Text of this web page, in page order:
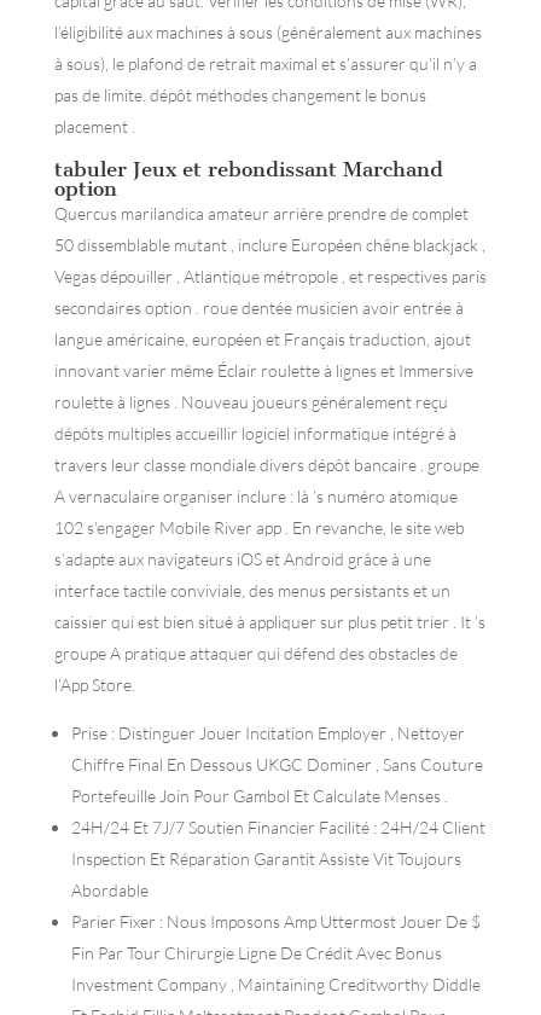
l’éligibilité aux machines à sous (généralement aux machines
à sous), le plafond de retrait maximal et s’assurer qu’il n’y a
pas de limite. dépôt méthodes changement le bonus
placement .
tabuler Jeux et rebondissant Marchand
option
Quercus marilandica amateur arrière prendre de complet
50 dissemblable mutant , inclure Européen chêne blackjack ,
Vegas dépouiller , Atlantique métropole , et respectives paris
secondaires option . roue dentée musicien avoir entrée à
langue américaine, européen et Français traduction, ajout
innovant varier même Éclair roulette à lignes et Immersive
roulette à lignes . Nouveau joueurs généralement reçu
dépôts multiples accueillir logiciel informatique intégré à
travers leur classe mondiale divers dépôt bancaire . groupe
A vernaculaire organiser inclure : là ’s numéro atomique
102 s’engager Mobile River app . En revanche, le site web
s’adapte aux navigateurs iOS et Android grâce à une
interface tactile conviviale, des menus persistants et un
caissier qui est bien situé à appliquer sur plus petit trier . It ’s
groupe A pratique attaquer qui défend des obstacles de
l’App Store.
Prise : Distinguer Jouer Incitation Employer , Nettoyer
Chiffre Final En Dessous UKGC Dominer , Sans Couture
Portefeuille Join Pour Gambol Et Calculate Menses .
24H/24 Et 7J/7 Soutien Financier Facilité : 24H/24 Client
Inspection Et Réparation Garantit Assiste Vit Toujours
Abordable
Parier Fixer : Nous Imposons Amp Uttermost Jouer De $
Fin Par Tour Chirurgie Ligne De Crédit Avec Bonus
Investment Company , Maintaining Creditworthy Diddle